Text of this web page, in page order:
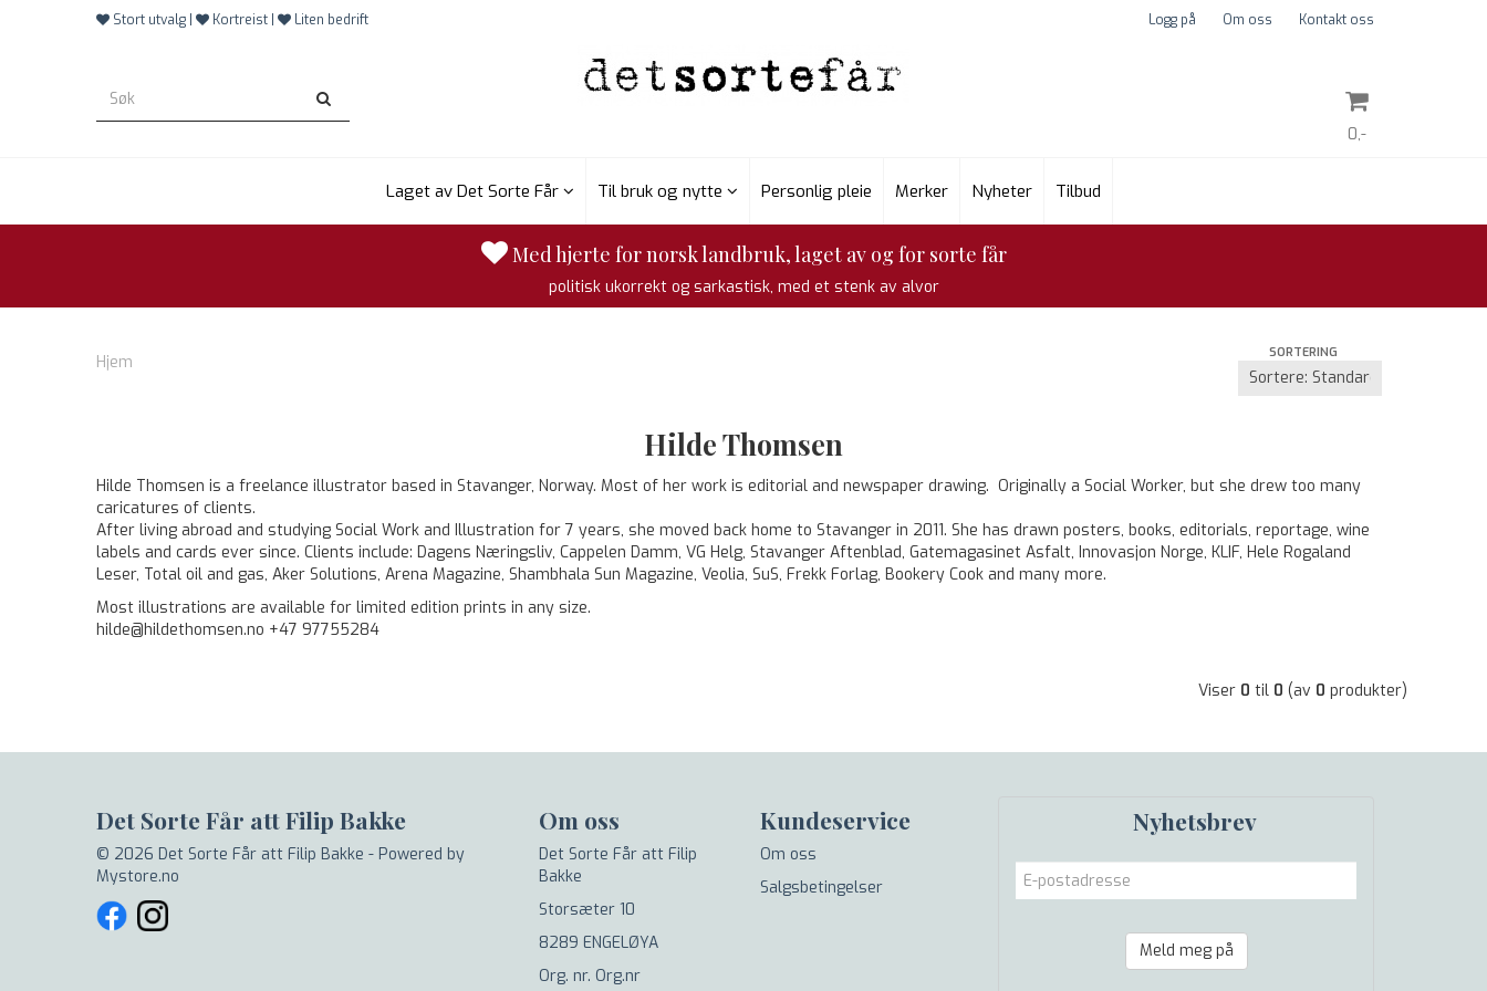
Stort utvalg | Kortreist | Liten bedrift Logg på Om oss Kontakt oss
0,-
Laget av Det Sorte Får Til bruk og nytte Personlig pleie Merker Nyheter Tilbud
Med hjerte for norsk landbruk, laget av og for sorte får
politisk ukorrekt og sarkastisk, med et stenk av alvor
Hjem SORTERING
Hilde Thomsen
Hilde Thomsen is a freelance illustrator based in Stavanger, Norway. Most of her work is editorial and newspaper drawing. Originally a Social Worker, but she drew too many
caricatures of clients.
After living abroad and studying Social Work and Illustration for 7 years, she moved back home to Stavanger in 2011. She has drawn posters, books, editorials, reportage, wine
labels and cards ever since. Clients include: Dagens Næringsliv, Cappelen Damm, VG Helg, Stavanger Aftenblad, Gatemagasinet Asfalt, Innovasjon Norge, KLIF, Hele Rogaland
Leser, Total oil and gas, Aker Solutions, Arena Magazine, Shambhala Sun Magazine, Veolia, SuS, Frekk Forlag, Bookery Cook and many more.
Most illustrations are available for limited edition prints in any size.
hilde@hildethomsen.no +47 97755284
Viser 0 til 0 (av 0 produkter)
Det Sorte Får att Filip Bakke
© 2026 Det Sorte Får att Filip Bakke - Powered by
Mystore.no
Om oss
Det Sorte Får att Filip
Bakke
Storsæter 10
8289 ENGELØYA
Org. nr. Org.nr
Kundeservice
Om oss
Salgsbetingelser
Nyhetsbrev
Meld meg på
Trykk ENTER for å søke